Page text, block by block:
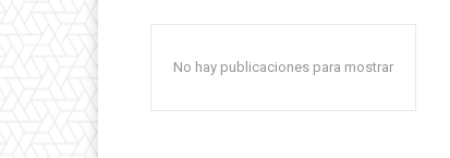
No hay publicaciones para mostrar